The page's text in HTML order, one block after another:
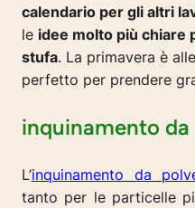
calendario per gli altri
le idee molto più chiare
stufa. La primavera è
perfetto per prendere
inquinamento
L’inquinamento da
tanto per le particelle